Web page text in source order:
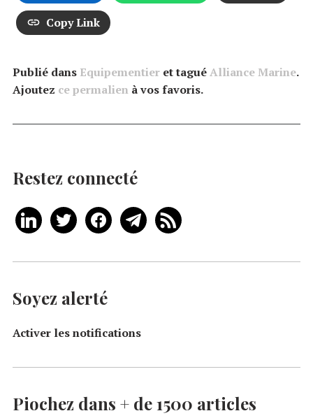
Copy Link
Publié dans Equipementier et taguéAlliance Marine.
Ajoutez ce permalien à vos favoris.
Restez connecté
Soyez alerté
Activer les notifications
Piochez dans + de 1500 articles